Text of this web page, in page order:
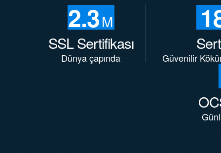
2.3M
SSL Sertifikası
Dünya çapında Güvenilir